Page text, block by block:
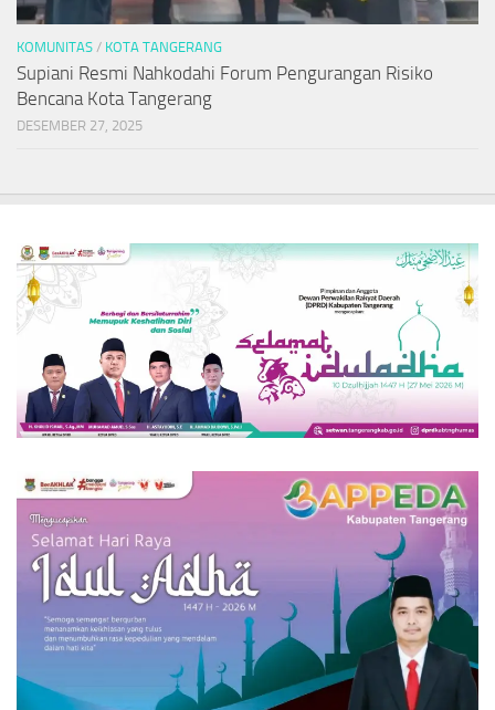
KOMUNITAS / KOTA TANGERANG
Supiani Resmi Nahkodahi Forum Pengurangan Risiko
Bencana Kota Tangerang
DESEMBER 27, 2025